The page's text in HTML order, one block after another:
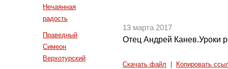
Нечаянная
радость
Праведный
Симеон
Верхотурский
13 марта 2017
Отец Андрей Канев.Уроки
Скачать файл Копировать